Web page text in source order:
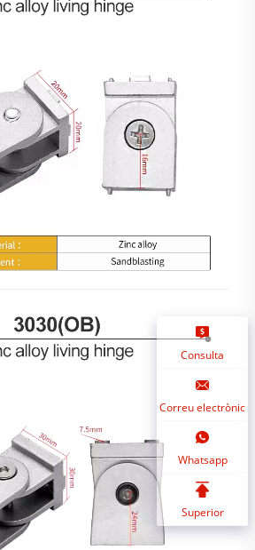
Consulta
Correu electrònic
Whatsapp
Superior